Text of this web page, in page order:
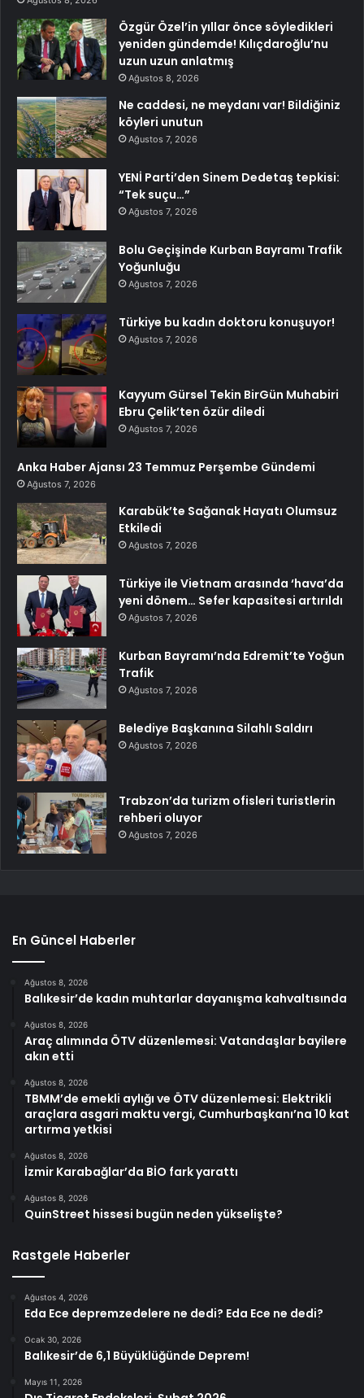
Özgür Özel’in yıllar önce söyledikleri
yeniden gündemde! Kılıçdaroğlu’nu
uzun uzun anlatmış
Ağustos 8, 2026
Ne caddesi, ne meydanı var! Bildiğiniz
köyleri unutun
Ağustos 7, 2026
YENİ Parti’den Sinem Dedetaş tepkisi:
“Tek suçu…”
Ağustos 7, 2026
Bolu Geçişinde Kurban Bayramı Trafik
Yoğunluğu
Ağustos 7, 2026
Türkiye bu kadın doktoru konuşuyor!
Ağustos 7, 2026
Kayyum Gürsel Tekin BirGün Muhabiri
Ebru Çelik’ten özür diledi
Ağustos 7, 2026
Anka Haber Ajansı 23 Temmuz Perşembe Gündemi
Ağustos 7, 2026
Karabük’te Sağanak Hayatı Olumsuz
Etkiledi
Ağustos 7, 2026
Türkiye ile Vietnam arasında ‘hava’da
yeni dönem… Sefer kapasitesi artırıldı
Ağustos 7, 2026
Kurban Bayramı’nda Edremit’te Yoğun
Trafik
Ağustos 7, 2026
Belediye Başkanına Silahlı Saldırı
Ağustos 7, 2026
Trabzon’da turizm ofisleri turistlerin
rehberi oluyor
Ağustos 7, 2026
En Güncel Haberler
Ağustos 8, 2026
Balıkesir’de kadın muhtarlar dayanışma kahvaltısında
Ağustos 8, 2026
Araç alımında ÖTV düzenlemesi: Vatandaşlar bayilere
akın etti
Ağustos 8, 2026
TBMM’de emekli aylığı ve ÖTV düzenlemesi: Elektrikli
araçlara asgari maktu vergi, Cumhurbaşkanı’na 10 kat
artırma yetkisi
Ağustos 8, 2026
İzmir Karabağlar’da BİO fark yarattı
Ağustos 8, 2026
QuinStreet hissesi bugün neden yükselişte?
Rastgele Haberler
Ağustos 4, 2026
Eda Ece depremzedelere ne dedi? Eda Ece ne dedi?
Ocak 30, 2026
Balıkesir’de 6,1 Büyüklüğünde Deprem!
Mayıs 11, 2026